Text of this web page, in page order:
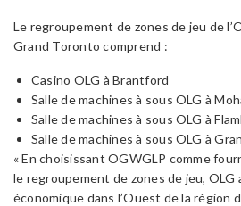
Le regroupement de zones de jeu de
Grand Toronto comprend :
Casino OLG à Brantford
Salle de machines à sous OLG à
Salle de machines à sous OLG à
Salle de machines à sous OLG à
« En choisissant OGWGLP comme
le regroupement de zones de jeu,
économique dans l’Ouest de la région